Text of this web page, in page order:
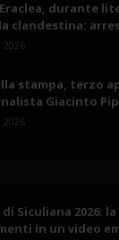
durante
clandestina:
2026
stampa, terzo
Giacinto
2026
di Siculiana 2026:
in un video